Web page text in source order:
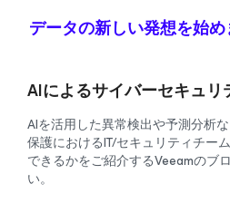
データの新しい発想を始め
AIによるサイバーセキュリ
AIを活用した異常検出や予測分析
保護におけるIT/セキュリティチー
できるかをご紹介するVeeamのブ
い。